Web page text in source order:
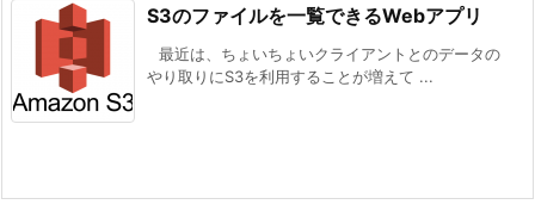
S3のファイルを一覧できるWebアプリ
最近は、ちょいちょいクライアントとのデータの
やり取りにS3を利用することが増えて ...